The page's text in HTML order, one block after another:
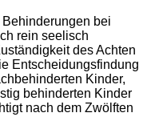
bei
rein seelisch
des Achten
Entscheidungsfindung
Kinder,
behinderten Kinder
nach dem Zwölften